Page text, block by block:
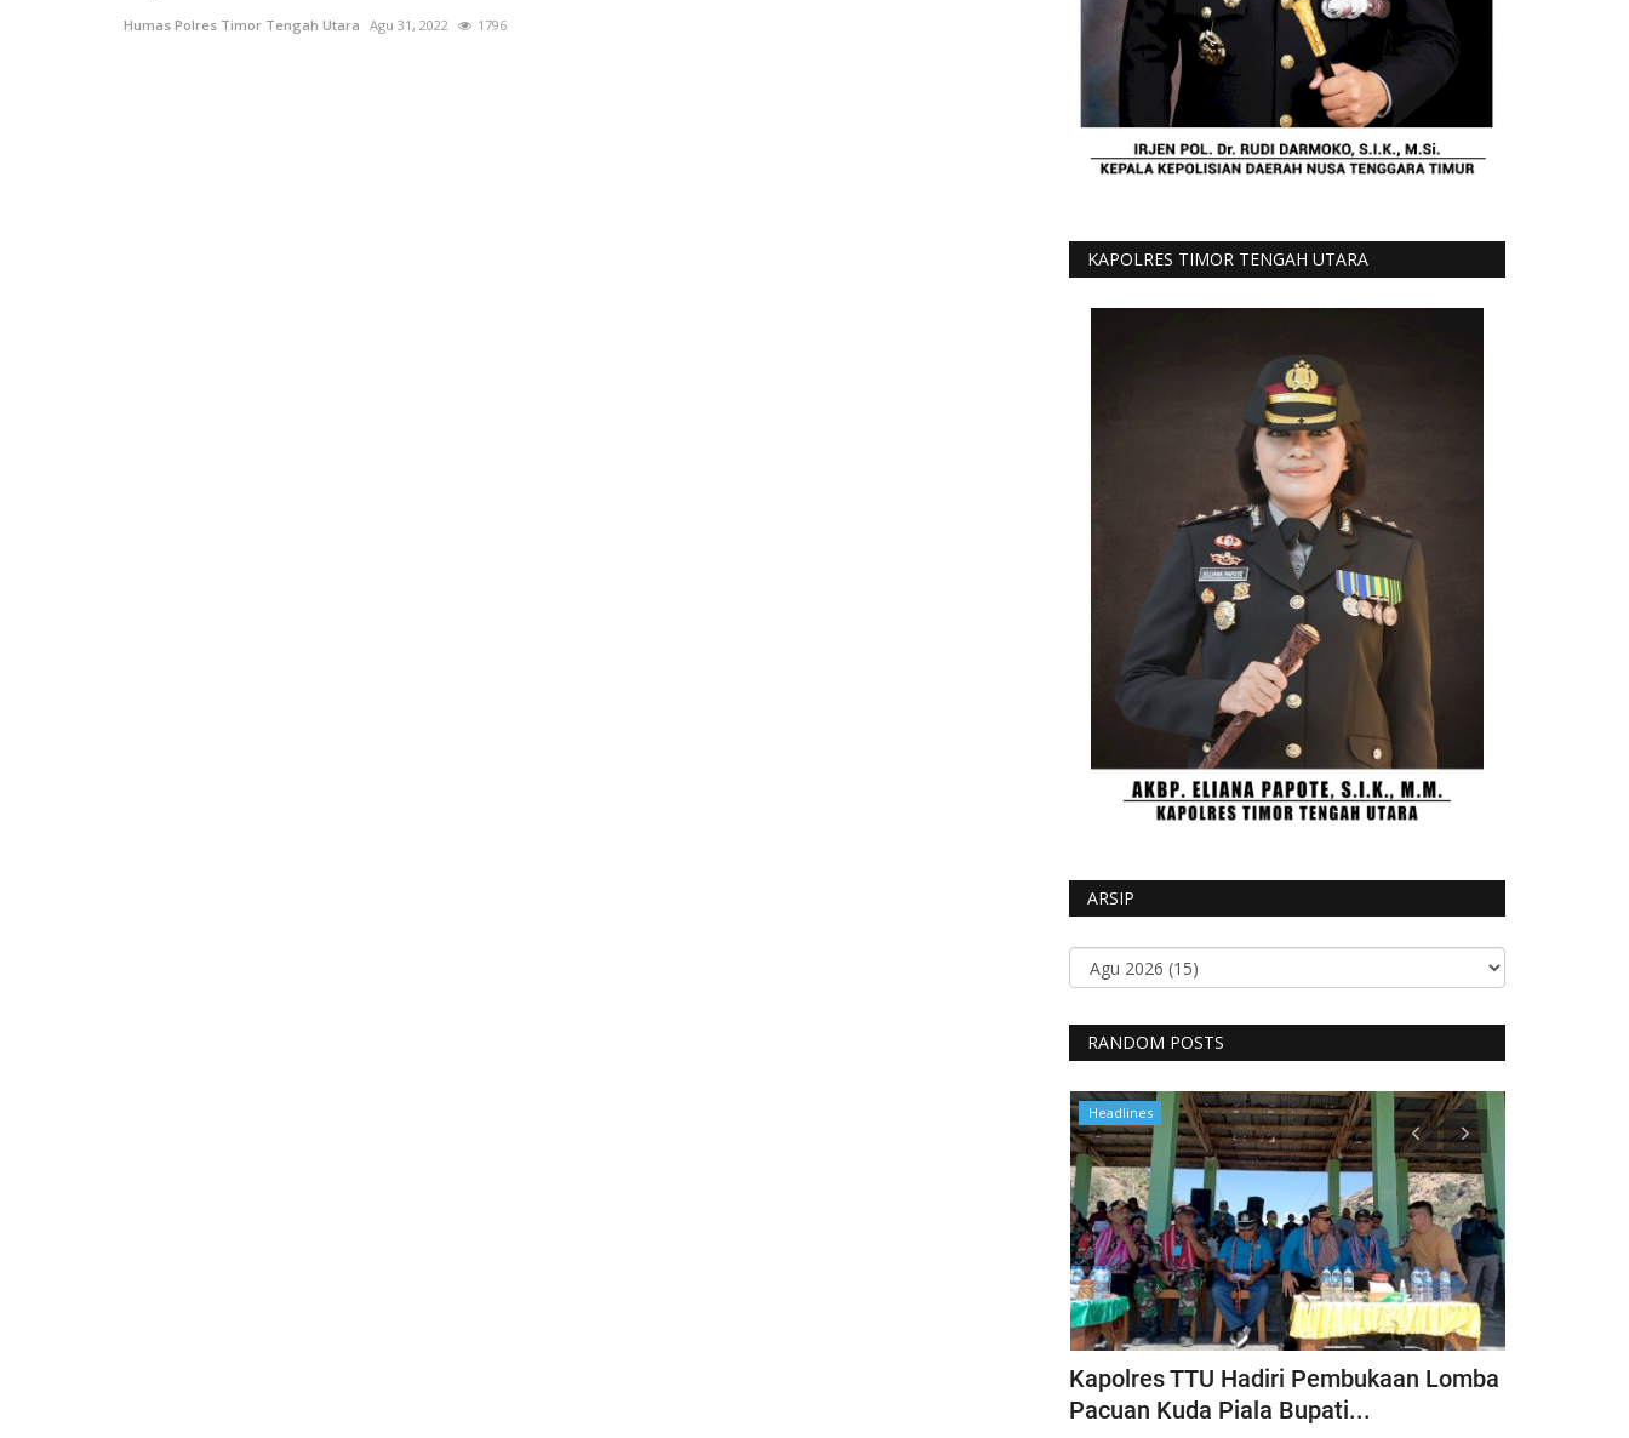
Humas Polres Timor Tengah Utara Agu 31, 2022 1796
KAPOLRES TIMOR TENGAH UTARA
ARSIP
RANDOM POSTS
Headlines
Kapolres TTU Hadiri Pembukaan Lomba
Pacuan Kuda Piala Bupati...